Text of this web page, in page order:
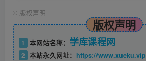
© 版权声明
版权声明
1 本网站名称： 学库课程网
2 本站永久网址： https://www.xueku.vip